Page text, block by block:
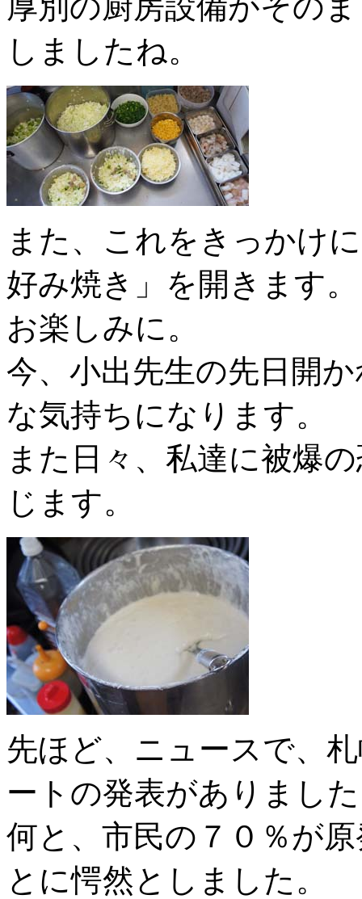
厚別の厨房設備がその
しましたね。
また、これをきっかけ
好み焼き」を開きます。
お楽しみに。
今、小出先生の先日開
な気持ちになります。
また日々、私達に被爆
じます。
先ほど、ニュースで、
ートの発表がありまし
何と、市民の７０％が
とに愕然としました。